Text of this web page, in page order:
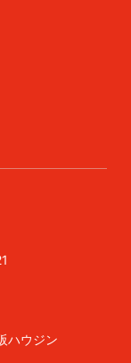
ウジン